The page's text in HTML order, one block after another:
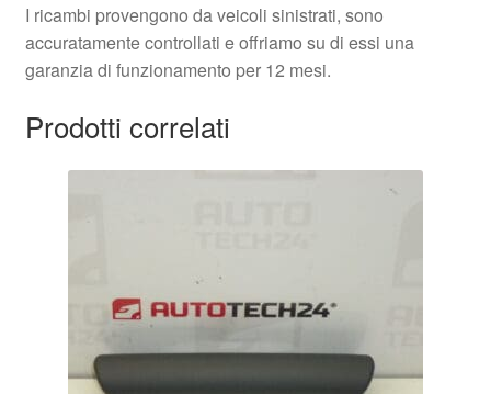
I ricambi provengono da veicoli sinistrati, sono
accuratamente controllati e offriamo su di essi una
garanzia di funzionamento per 12 mesi.
Prodotti correlati